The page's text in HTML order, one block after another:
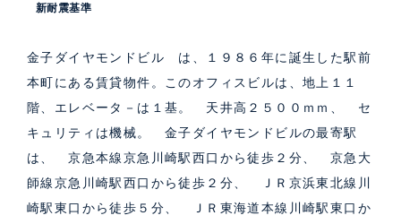
新耐震基準
金子ダイヤモンドビル は、１９８６年に誕生した駅前
本町にある賃貸物件。このオフィスビルは、地上１１
階、エレベータ－は１基。 天井高２５００ｍｍ、 セ
キュリティは機械。 金子ダイヤモンドビルの最寄駅
は、 京急本線京急川崎駅西口から徒歩２分、 京急大
師線京急川崎駅西口から徒歩２分、 ＪＲ京浜東北線川
崎駅東口から徒歩５分、 ＪＲ東海道本線川崎駅東口か